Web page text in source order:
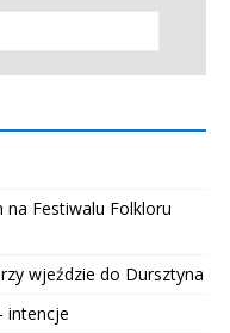
Festiwalu Folkloru
wjeździe do Dursztyna
intencje